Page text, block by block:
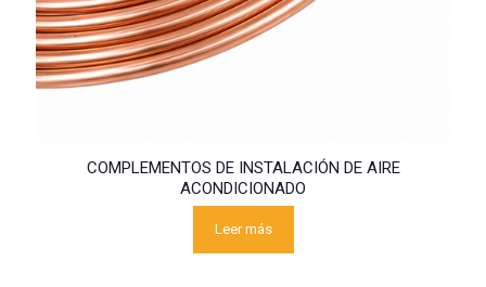
COMPLEMENTOS DE INSTALACIÓN DE AIRE
ACONDICIONADO
Leer más